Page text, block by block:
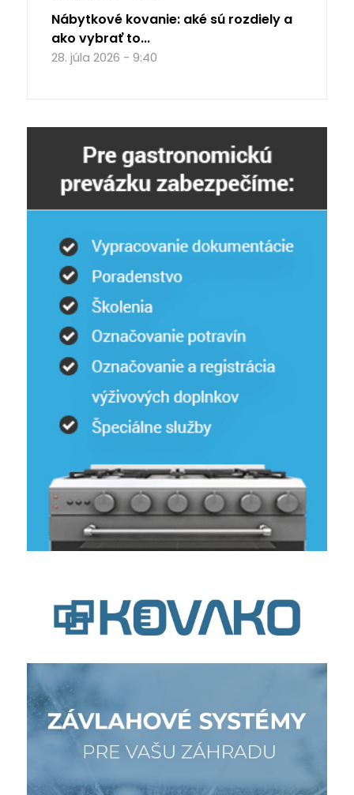
Nábytkové kovanie: aké sú rozdiely a
ako vybrať to...
28. júla 2026 - 9:40